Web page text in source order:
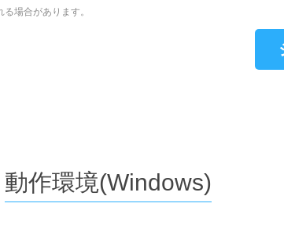
場合があります。
動作環境(Windows)